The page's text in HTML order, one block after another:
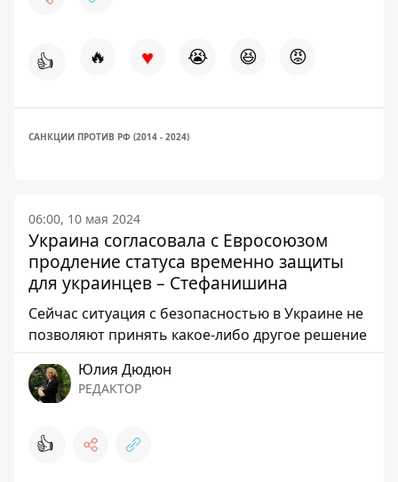
👍 🔥 ♥ 😭 😆 😡
САНКЦИИ ПРОТИВ РФ (2014 - 2024)
06:00, 10 мая 2024
Украина согласовала с Евросоюзом
продление статуса временно защиты
для украинцев – Стефанишина
Сейчас ситуация с безопасностью в Украине не
позволяют принять какое-либо другое решение
Юлия Дюдюн
РЕДАКТОР
👍